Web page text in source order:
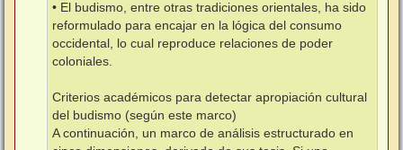
• El budismo, entre otras tradiciones orientales, ha sido
reformulado para encajar en la lógica del consumo
occidental, lo cual reproduce relaciones de poder
coloniales.
Criterios académicos para detectar apropiación cultural
del budismo (según este marco)
A continuación, un marco de análisis estructurado en